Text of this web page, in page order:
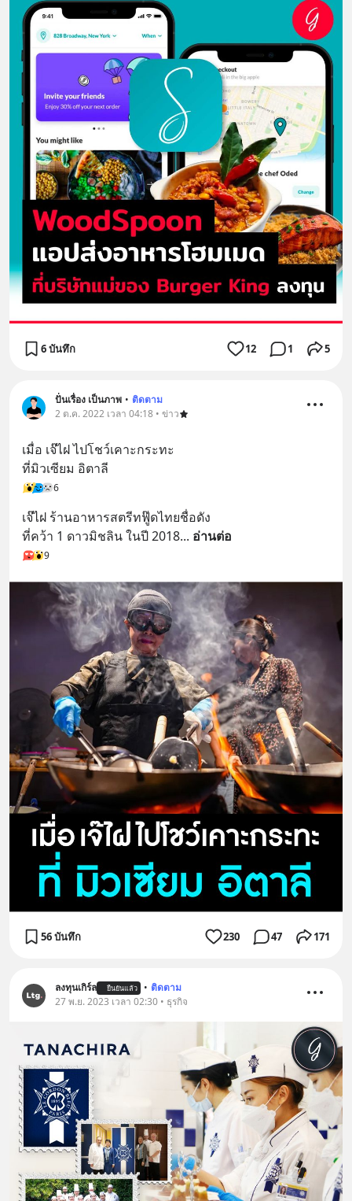
6 บันทึก 12 1 5
ปั่นเรื่อง เป็นภาพ • ติดตาม
2 ต.ค. 2022 เวลา 04:18 • ข่าว
เมื่อ เจ๊ไฝ ไปโชว์เคาะกระทะ
ที่มิวเซียม อิตาลี
6
เจ๊ไฝ ร้านอาหารสตรีทฟู๊ดไทยชื่อดัง
ที่คว้า 1 ดาวมิชลิน ในปี 2018... อ่านต่อ
9
56 บันทึก 230 47 171
ลงทุนเกิร์ล ยืนยันแล้ว • ติดตาม
27 พ.ย. 2023 เวลา 02:30 • ธุรกิจ